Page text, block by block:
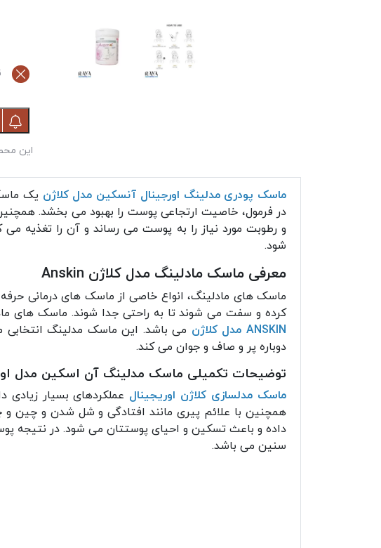
این
ماسک پودری مدلینگ اورجینال آنسکین مدل کلاژن یک
در فرمول، خاصیت ارتجاعی پوست را بهبود می بخشد.
و رطوبت مورد نیاز را به پوست می رساند و آن را تغذیه
شود.
معرفی ماسک مادلینگ مدل کلاژن Anskin
ماسک های‌ مادلینگ، انواع خاصی از ماسک های درمانی
کرده و سفت می شوند تا به راحتی جدا شوند. ماسک های
ANSKIN مدل کلاژن می باشد. این ماسک مدلینگ
دوباره پر و صاف و جوان می کند.
توضیحات تکمیلی ماسک مدلینگ آن اسکین مدل
ماسک مدلسازی کلاژن اوریجینال عملکردهای بسیار
همچنین با علائم پیری مانند افتادگی و شل شدن و چین
داده و باعث تسکین و احیای پوستتان می شود. در نتیجه
سنین می باشد.